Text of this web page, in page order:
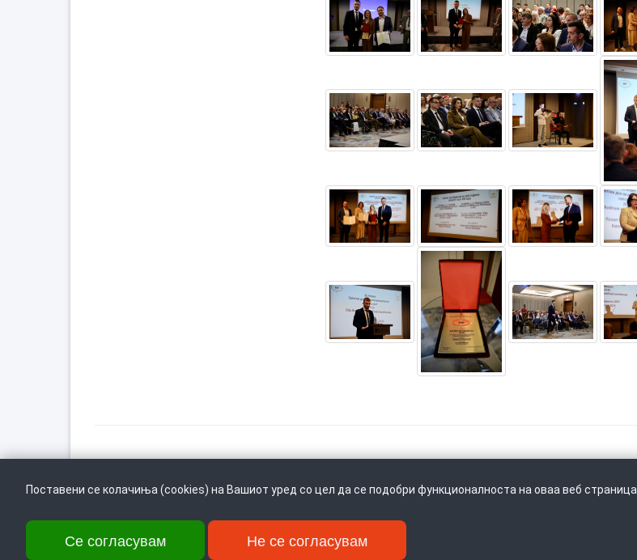
Врати се горе
Поставени се колачиња (cookies) на Вашиот уред со цел да се подобри функционалноста на оваа веб страница.
Се согласувам Не се согласувам